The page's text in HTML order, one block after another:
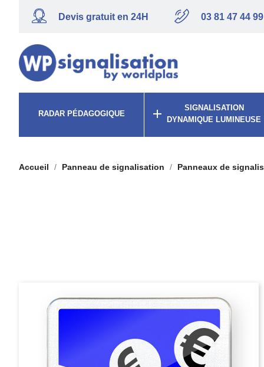
Devis gratuit en 24H 03 81 47 44 99
RADAR PÉDAGOGIQUE 
SIGNALISATION
DYNAMIQUE LUMINEUSE
Accueil Panneau de signalisation Panneaux de